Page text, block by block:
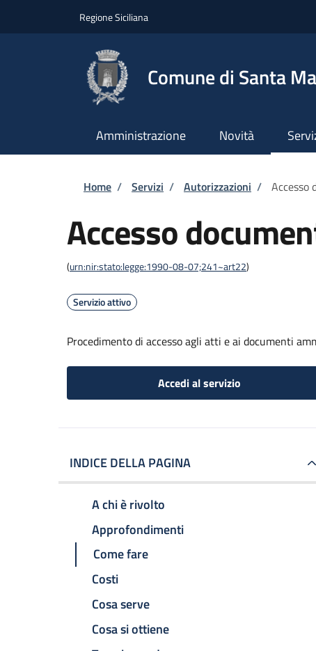
Regione Siciliana
Comune di Santa
Amministrazione Novità
Briciole di pane
Home / Servizi / Autorizzazioni / Accesso
Accesso
(urn:nir:stato:legge:1990-08-07;241~art22)
Servizio attivo
Procedimento di accesso agli atti e ai documenti
Accedi al servizio
INDICE DELLA PAGINA
A chi è rivolto
Approfondimenti
Come fare
Costi
Cosa serve
Cosa si ottiene